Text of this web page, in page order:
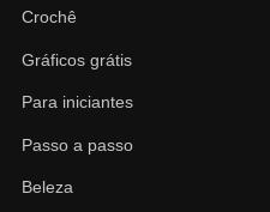
Crochê
Gráficos grátis
Para iniciantes
Passo a passo
Beleza